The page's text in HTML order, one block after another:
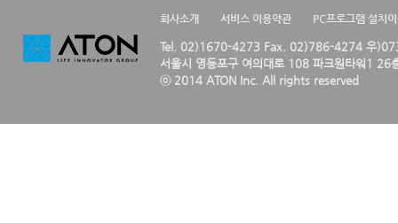
회사소개 서비스 이용약관 PC프로그램 설치
Tel. 02)1670-4273 Fax. 02)786-4274 우
서울시 영등포구 여의대로 108 파크원타워1 26
ⓒ 2014 ATON Inc. All rights reserved